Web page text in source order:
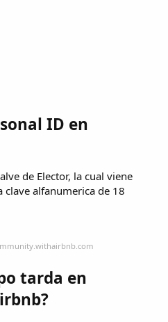
ID en
de Elector, la cual viene
clave alfanumerica de 18
tarda en